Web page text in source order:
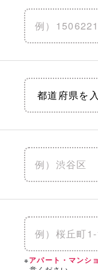
震に強い 水害に強い
を見る
談・見学」した
条件を設定いただくと
※アパート・マンシ